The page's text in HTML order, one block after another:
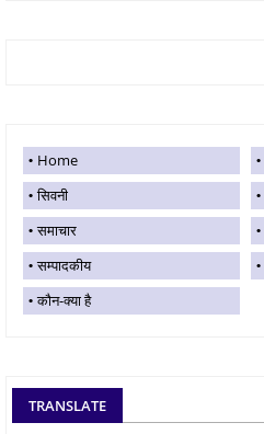
Home
सिवनी
समाचार
सम्पादकीय
कौन-क्या है
TRANSLATE